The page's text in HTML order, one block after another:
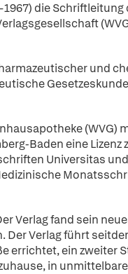
die
und
(WVG)
Baden eine
Universitas
Verlag fand sein
Verlag führt
errichtet, ein zweiter
in